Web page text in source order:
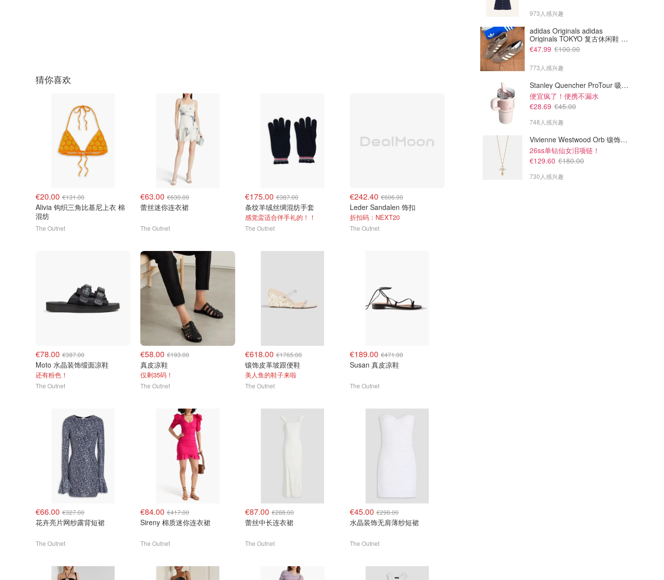
猜你喜欢
€20.00 €131.00
Alivia 钩织三角比基尼上衣 棉
混纺
The Outnet
€63.00 €630.00
蕾丝迷你连衣裙
The Outnet
€175.00 €387.00
条纹羊绒丝绸混纺手套
感觉蛮适合伴手礼的！！
The Outnet
€242.40 €606.00
Leder Sandalen 饰扣
折扣码：NEXT20
The Outnet
€78.00 €387.00
Moto 水晶装饰缎面凉鞋
还有粉色！
The Outnet
€58.00 €193.00
真皮凉鞋
仅剩35码！
The Outnet
€618.00 €1765.00
镶饰皮革坡跟便鞋
美人鱼的鞋子来啦
The Outnet
€189.00 €471.00
Susan 真皮凉鞋
The Outnet
€66.00 €327.00
花卉亮片网纱露背短裙
The Outnet
€84.00 €417.00
Sireny 棉质迷你连衣裙
The Outnet
€87.00 €288.00
蕾丝中长连衣裙
The Outnet
€45.00 €298.00
水晶装饰无肩薄纱短裙
The Outnet
973人感兴趣
adidas Originals adidas
Originals TOKYO 复古休闲鞋 深
棕色
€47.99 €100.00
773人感兴趣
Stanley Quencher ProTour 吸管杯 0.59L
便宜疯了！便携不漏水
€28.69 €45.00
748人感兴趣
Vivienne Westwood Orb 镶饰项链
26ss单钻仙女泪项链！
€129.60 €180.00
730人感兴趣